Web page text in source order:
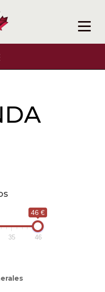
46 €
35 46